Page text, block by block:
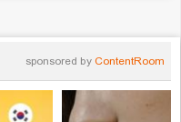
sponsored by ContentRoom